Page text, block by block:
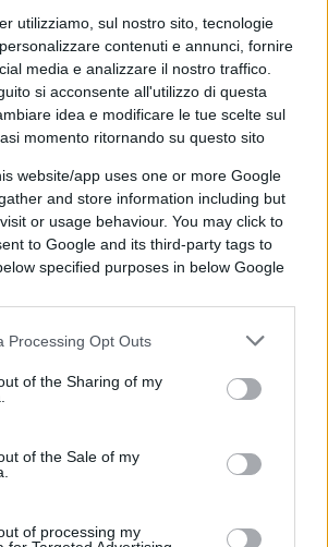
utilizziamo, sul nostro sito, tecnologie
contenuti e annunci, fornire
media e analizzare il nostro traffico.
si acconsente all'utilizzo di questa
idea e modificare le tue scelte sul
momento ritornando su questo sito
website/app uses one or more Google
and store information including but
or usage behaviour. You may click to
to Google and its third-party tags to
specified purposes in below Google
Processing Opt Outs
of the Sharing of my
of the Sale of my
of processing my
abbia fatto cenno al progetto
sfumato – delPdcon
Zan.
“fomentare l’odio razziale”,
a questa parte è punito come
“minaccioso o
a fomentare odio sulla base di
come la religione, l’età, la
sessuale e l’identità
è tutto purtroppo: sarà inoltre
le persone – la Rowling ma
che dicono nell’intimità della
ricorda il tanto chiacchierato
contro l’omobitransfobia
Zan prevedeva l’inasprimento
i crimini e le discriminazioni
transessuali, donne e